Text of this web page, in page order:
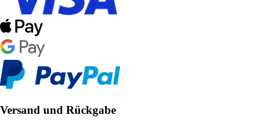
Versand und Rückgabe